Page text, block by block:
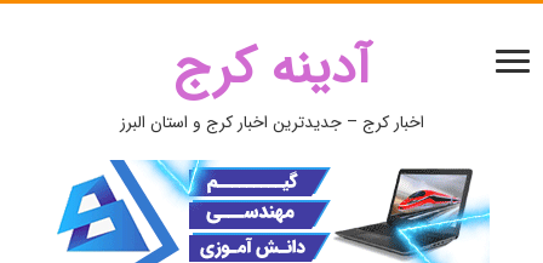
آدینه کرج
اخبار کرج – جدیدترین اخبار کرج و استان البرز